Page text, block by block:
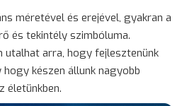
méretével és erejével, gyakran a
és tekintély szimbóluma.
utalhat arra, hogy fejlesztenünk
készen állunk nagyobb
életünkben.